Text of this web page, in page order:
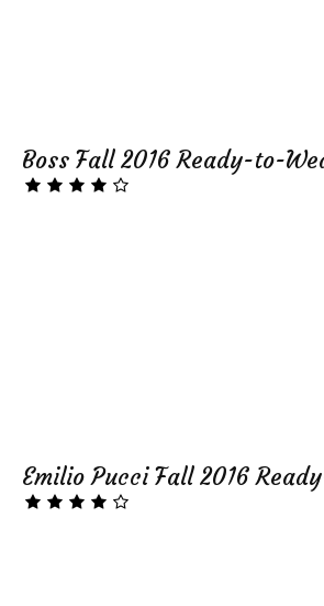
Boss Fall 2016 Ready-to-
Emilio Pucci Fall 2016